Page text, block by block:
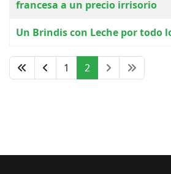
francesa a un precio irrisorio
Un Brindis con Leche por todo
1 2